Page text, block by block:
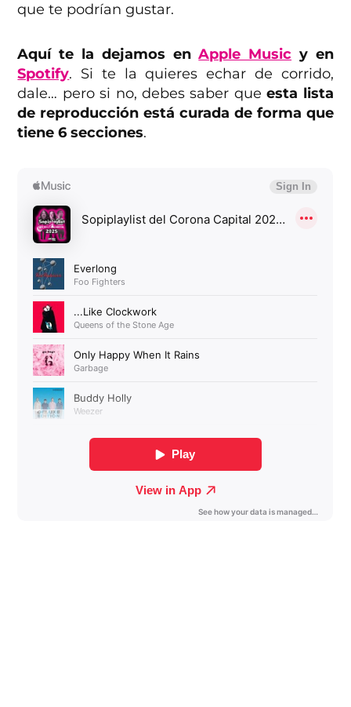
que te podrían gustar.
Aquí te la dejamos enApple Music y en
Spotify. Si te la quieres echar de corrido,
dale… pero si no, debes saber queesta lista
de reproducción está curada de forma que
tiene 6 secciones.